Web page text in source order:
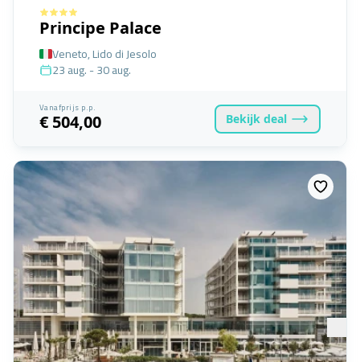
Principe Palace
Veneto, Lido di Jesolo
23 aug. - 30 aug.
Vanafprijs p.p.
€ 504,00 Bekijk deal